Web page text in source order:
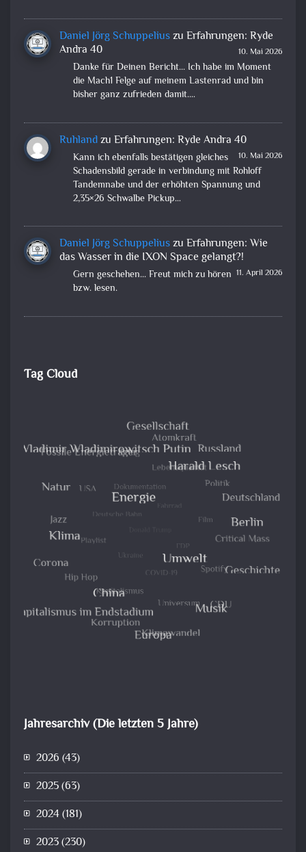
Daniel Jörg Schuppeliuszu Erfahrungen: Ryde
Andra 40
10. Mai 2026
Danke für Deinen Bericht... Ich habe im Moment
die Mach1 Felge auf meinem Lastenrad und bin
bisher ganz zufrieden damit.…
Ruhlandzu Erfahrungen: Ryde Andra 40
10. Mai 2026
Kann ich ebenfalls bestätigen gleiches
Schadensbild gerade in verbindung mit Rohloff
Tandemnabe und der erhöhten Spannung und
2,35×26 Schwalbe Pickup…
Daniel Jörg Schuppeliuszu Erfahrungen: Wie
das Wasser in die IXON Space gelangt?!
11. April 2026
Gern geschehen... Freut mich zu hören
bzw. lesen.
Tag Cloud
Jahresarchiv (Die letzten 5 Jahre)
2026 (43)
2025(63)
2024(181)
2023(230)